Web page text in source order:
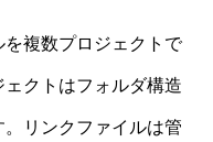
複数プロジェクトで
クトはフォルダ構造
リンクファイルは管